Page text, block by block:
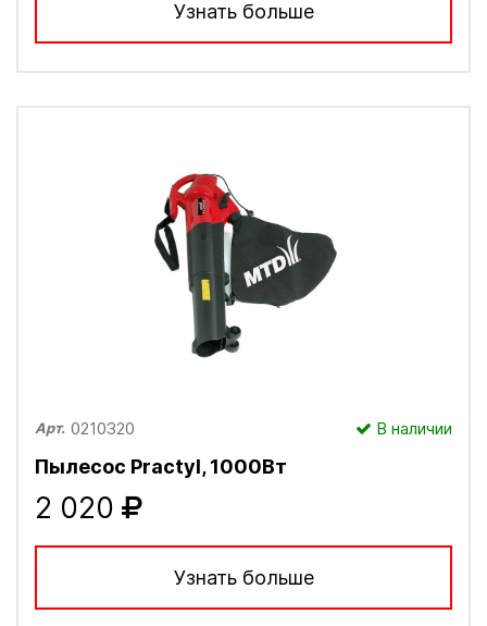
Узнать больше
Арт. 0210320 В наличии
Пылесос Practyl, 1000Вт
2 020
Узнать больше